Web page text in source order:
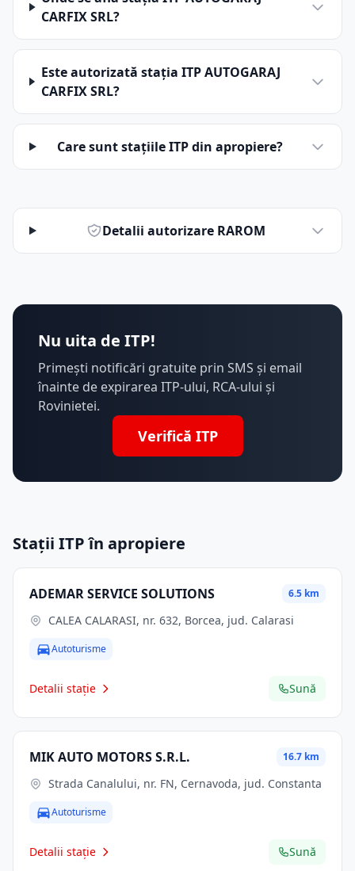
CARFIX SRL?
Este autorizată stația ITP AUTOGARAJ
CARFIX SRL?
Care sunt stațiile ITP din apropiere?
Detalii autorizare RAROM
Nu uita de ITP!
Primești notificări gratuite prin SMS și email
înainte de expirarea ITP-ului, RCA-ului și
Rovinietei.
Verifică ITP
Stații ITP în apropiere
ADEMAR SERVICE SOLUTIONS 6.5 km
CALEA CALARASI, nr. 632, Borcea, jud. Calarasi
Autoturisme
Detalii stație Sună
MIK AUTO MOTORS S.R.L. 16.7 km
Strada Canalului, nr. FN, Cernavoda, jud. Constanta
Autoturisme
Detalii stație Sună